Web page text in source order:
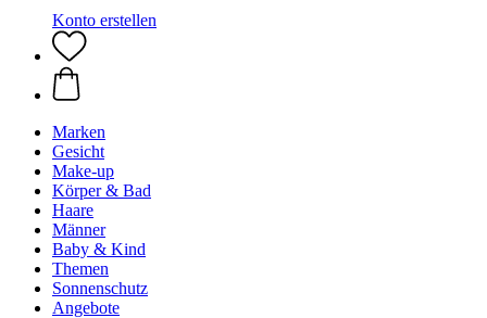
Konto erstellen
Marken
Gesicht
Make-up
Körper & Bad
Haare
Männer
Baby & Kind
Themen
Sonnenschutz
Angebote